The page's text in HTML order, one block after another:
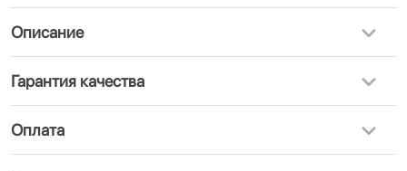
Описание
Гарантия качества
Оплата